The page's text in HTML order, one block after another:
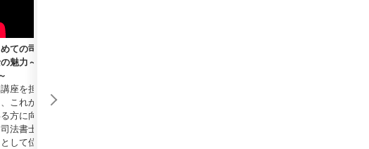
インド
ての司法書士【第1回】司法
魅力～司法書士ってどんな資
講座を担当する山村拓也講師に
これからの学習開始を検討し
方に向けたガイダンス動画で
法書士は「法律事務の専門
して位置付けられ、登記や供